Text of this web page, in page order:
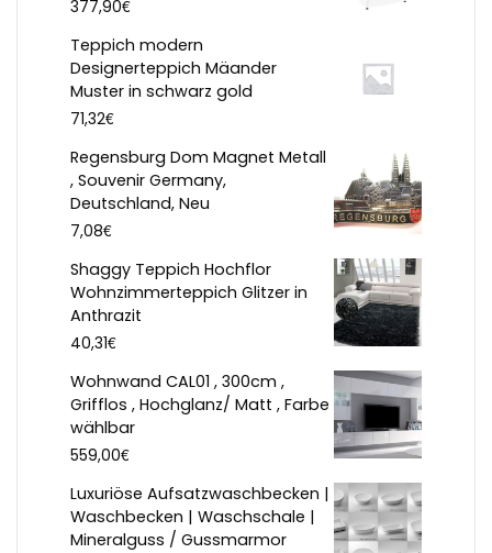
377,90€
Teppich modern
Designerteppich Mäander
Muster in schwarz gold
71,32€
Regensburg Dom Magnet Metall
, Souvenir Germany,
Deutschland, Neu
7,08€
Shaggy Teppich Hochflor
Wohnzimmerteppich Glitzer in
Anthrazit
40,31€
Wohnwand CAL01 , 300cm ,
Grifflos , Hochglanz/ Matt , Farbe
wählbar
559,00€
Luxuriöse Aufsatzwaschbecken |
Waschbecken | Waschschale |
Mineralguss / Gussmarmor